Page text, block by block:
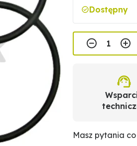
Dostępny
Masz pytania